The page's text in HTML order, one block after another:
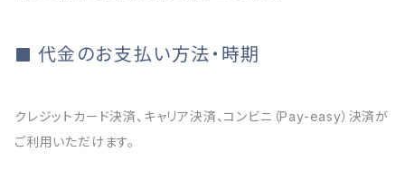
代金のお支払い方法・時期
クレジットカード決済、キャリア決済、コンビニ（Pay-easy）決済が
ご利用いただけます。